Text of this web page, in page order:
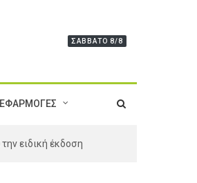
ΣΆΒΒΑΤΟ 8/8
ΕΦΑΡΜΟΓΕΣ
την ειδική έκδοση